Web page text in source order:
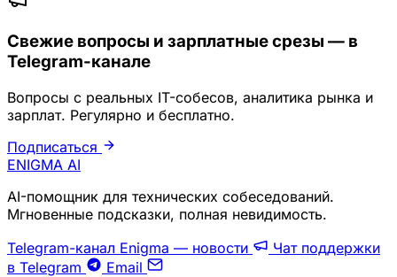
Свежие вопросы и зарплатные срезы — в
Telegram-канале
Вопросы с реальных IT-собесов, аналитика рынка и
зарплат. Регулярно и бесплатно.
Подписаться
ENIGMA AI
AI-помощник для технических собеседований.
Мгновенные подсказки, полная невидимость.
Telegram-канал Enigma — новости
Чат поддержки
в Telegram
Email